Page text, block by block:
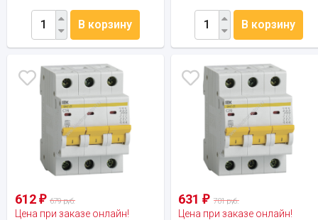
В корзину В корзину
612 ₽ 679 руб.
Цена при заказе онлайн!
631₽ 701 руб.
Цена при заказе онлайн!